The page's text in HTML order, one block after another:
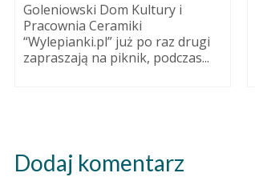
Goleniowski Dom Kultury i
Pracownia Ceramiki
“Wylepianki.pl” już po raz drugi
zapraszają na piknik, podczas...
Dodaj komentarz